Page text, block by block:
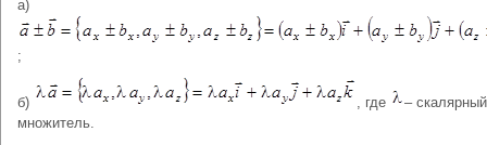
а)
;
б) , где
– скалярный
множитель.